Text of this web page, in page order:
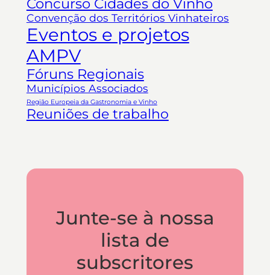
Concurso Cidades do Vinho
Convenção dos Territórios Vinhateiros
Eventos e projetos
AMPV
Fóruns Regionais
Municípios Associados
Região Europeia da Gastronomia e Vinho
Reuniões de trabalho
Junte-se à nossa
lista de
subscritores